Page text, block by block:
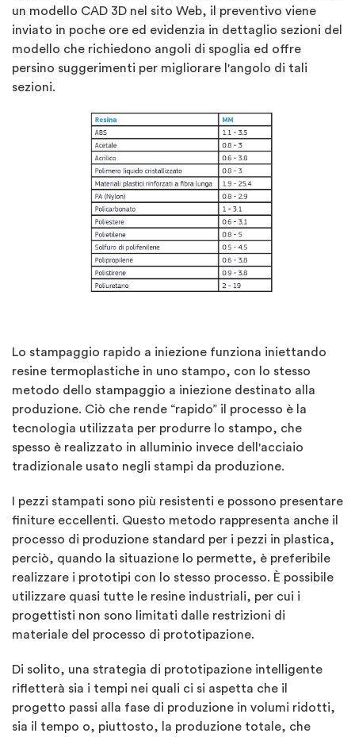
un modello CAD 3D nel sito Web, il preventivo viene
inviato in poche ore ed evidenzia in dettaglio sezioni del
modello che richiedono angoli di spoglia ed offre
persino suggerimenti per migliorare l'angolo di tali
sezioni.
Lo stampaggio rapido a iniezione funziona iniettando
resine termoplastiche in uno stampo, con lo stesso
metodo dello stampaggio a iniezione destinato alla
produzione. Ciò che rende “rapido” il processo è la
tecnologia utilizzata per produrre lo stampo, che
spesso è realizzato in alluminio invece dell'acciaio
tradizionale usato negli stampi da produzione.
I pezzi stampati sono più resistenti e possono presentare
finiture eccellenti. Questo metodo rappresenta anche il
processo di produzione standard per i pezzi in plastica,
perciò, quando la situazione lo permette, è preferibile
realizzare i prototipi con lo stesso processo. È possibile
utilizzare quasi tutte le resine industriali, per cui i
progettisti non sono limitati dalle restrizioni di
materiale del processo di prototipazione.
Di solito, una strategia di prototipazione intelligente
rifletterà sia i tempi nei quali ci si aspetta che il
progetto passi alla fase di produzione in volumi ridotti,
sia il tempo o, piuttosto, la produzione totale, che